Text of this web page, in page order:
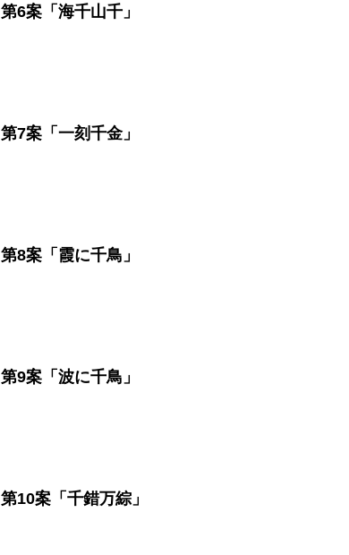
第6案「海千山千」
第7案「一刻千金」
第8案「霞に千鳥」
第9案「波に千鳥」
第10案「千錯万綜」